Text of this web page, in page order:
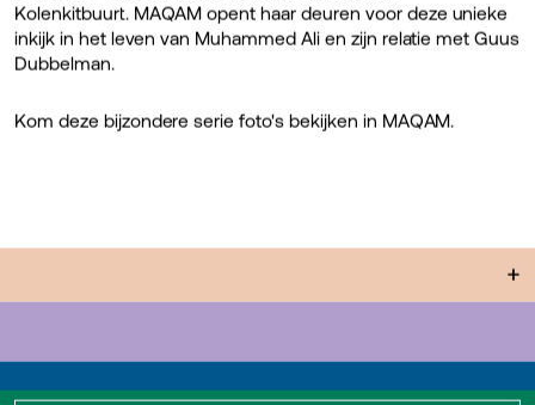
Kolenkitbuurt. MAQAM opent haar deuren voor deze unieke
inkijk in het leven van Muhammed Ali en zijn relatie met Guus
Dubbelman.
Kom deze bijzondere serie foto's bekijken in MAQAM.
+